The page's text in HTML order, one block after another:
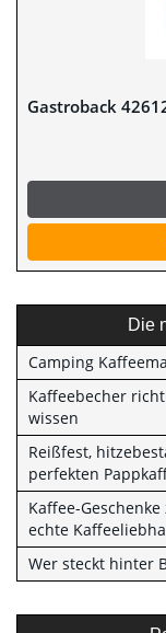
Gastroback
Die
Camping
Kaffeebecher
wissen
Reißfest,
perfekten
Kaffee-
echte
Wer steckt hinter